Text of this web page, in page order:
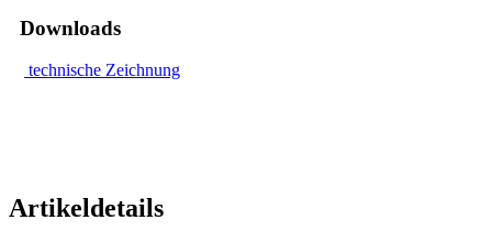
Downloads
technische Zeichnung
Artikeldetails